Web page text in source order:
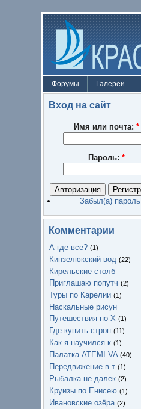
Форумы Галереи
Вход на сайт
Имя или почта: *
Пароль: *
Забыл(а) пароль
Комментарии
А где все? (1)
Кинзелюкский вод (22)
Кирельские столб
Приглашаю попутч (2)
Туры по Карелии (1)
Наскальные рисун
Путешествия по Х (1)
Где купить строп (11)
Как я научился к (1)
Палатка ATEMI VA (40)
Передвижение в т (1)
Рыбалка не далек (2)
Круизы по Енисею (1)
Ивановские озёра (2)